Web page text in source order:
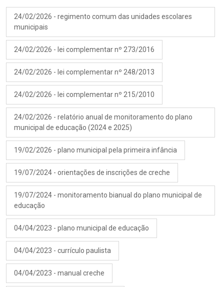
24/02/2026 - regimento comum das unidades escolares
municipais
24/02/2026 - lei complementar nº 273/2016
24/02/2026 - lei complementar nº 248/2013
24/02/2026 - lei complementar nº 215/2010
24/02/2026 - relatório anual de monitoramento do plano
municipal de educação (2024 e 2025)
19/02/2026 - plano municipal pela primeira infância
19/07/2024 - orientações de inscrições de creche
19/07/2024 - monitoramento bianual do plano municipal de
educação
04/04/2023 - plano municipal de educação
04/04/2023 - currículo paulista
04/04/2023 - manual creche